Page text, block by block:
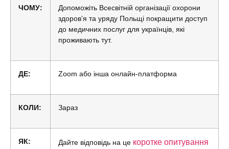
ЧОМУ:
Допоможіть Всесвітній організації охорони
здоров’я та уряду Польщі покращити доступ
до медичних послуг для українців, які
проживають тут.
ДЕ: Zoom або інша онлайн-платформа
КОЛИ: Зараз
ЯК: Дайте відповідь на це коротке опитування